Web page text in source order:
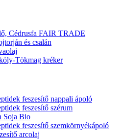
Cédrusfa FAIR TRADE
és csalán
Tökmag kréker
feszesítő nappali ápoló
feszesítő szérum
Soja Bio
feszesítő szemkörnyékápoló
arcolaj